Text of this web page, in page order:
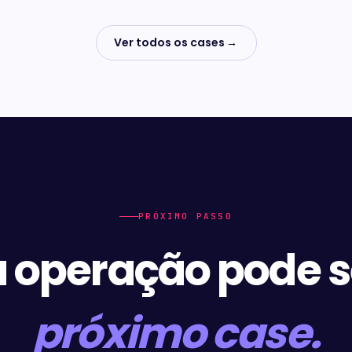
Ver todos os cases →
PRÓXIMO PASSO
operação pode
próximo case.